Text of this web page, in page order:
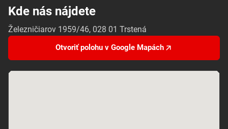
Kde nás nájdete
Železničiarov 1959/46, 028 01 Trstená
Otvoriť polohu v Google Mapách